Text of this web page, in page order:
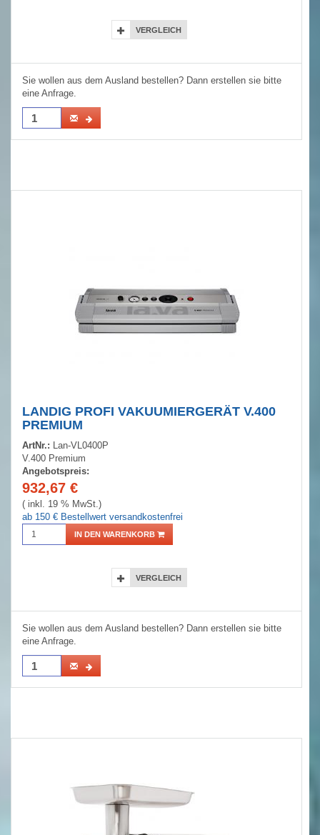
VERGLEICH
Sie wollen aus dem Ausland bestellen? Dann erstellen sie bitte
eine Anfrage.
LANDIG PROFI VAKUUMIERGERÄT V.400
PREMIUM
ArtNr.: Lan-VL0400P
V.400 Premium
Angebotspreis:
932,67 €
( inkl. 19 % MwSt.)
ab 150 € Bestellwert versandkostenfrei
IN DEN WARENKORB
VERGLEICH
Sie wollen aus dem Ausland bestellen? Dann erstellen sie bitte
eine Anfrage.